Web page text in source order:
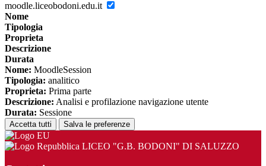
moodle.liceobodoni.edu.it
Nome
Tipologia
Proprieta
Descrizione
Durata
Nome: MoodleSession
Tipologia: analitico
Proprieta: Prima parte
Descrizione: Analisi e profilazione navigazione utente
Durata: Sessione
Accetta tutti Salva le preferenze
LICEO "G.B. BODONI" DI SALUZZO